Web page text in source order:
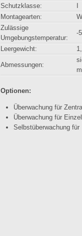
Schutzklasse:
Montagearten:
Zulässige
Umgebungstemperatur:
-
Leergewicht:
Abmessungen:
Optionen:
Überwachung für
Überwachung für
Selbstüberwachung